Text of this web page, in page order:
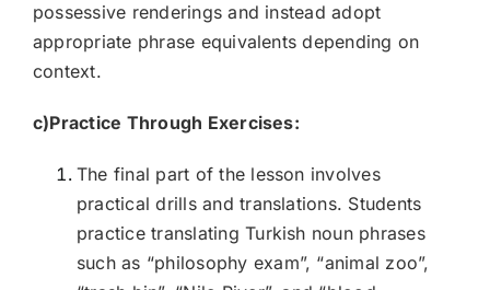
possessive renderings and instead adopt
appropriate phrase equivalents depending on
context.
c)Practice Through Exercises:
The final part of the lesson involves
practical drills and translations. Students
practice translating Turkish noun phrases
such as “philosophy exam”, “animal zoo”,